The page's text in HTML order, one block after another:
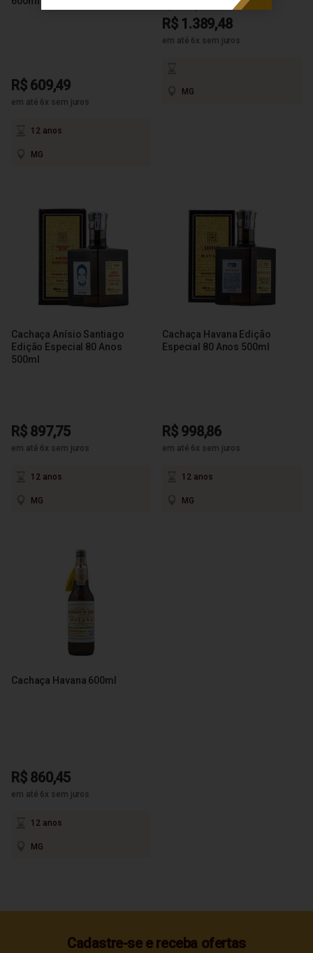
R$ 609,49
em até 6x sem juros
12 anos
MG
R$ 1.389,48
em até 6x sem juros
MG
Cachaça Anísio Santiago
Edição Especial 80 Anos
500ml
R$ 897,75
em até 6x sem juros
12 anos
MG
Cachaça Havana Edição
Especial 80 Anos 500ml
R$ 998,86
em até 6x sem juros
12 anos
MG
Cachaça Havana 600ml
R$ 860,45
em até 6x sem juros
12 anos
MG
Cadastre-se e receba ofertas